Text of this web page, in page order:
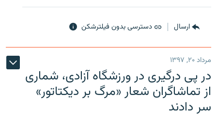
ارسال دسترسی بدون فیلترشکن
مرداد ۲۰, ۱۳۹۷
در پی درگیری در ورزشگاه آزادی، شماری
از تماشاگران شعار «مرگ بر دیکتاتور»
سر دادند